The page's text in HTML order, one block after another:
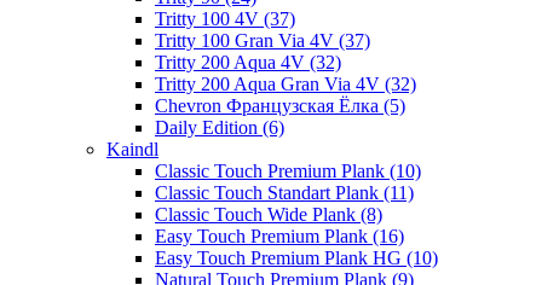
Tritty 100 4V (37)
Tritty 100 Gran Via 4V (37)
Tritty 200 Aqua 4V (32)
Tritty 200 Aqua Gran Via 4V (32)
Chevron Французская Ёлка (5)
Daily Edition (6)
Kaindl
Classic Touch Premium Plank (10)
Classic Touch Standart Plank (11)
Classic Touch Wide Plank (8)
Easy Touch Premium Plank (16)
Easy Touch Premium Plank HG (10)
Natural Touch Premium Plank (9)